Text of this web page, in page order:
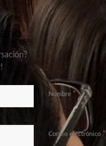
Nombre *
Correo electrónico*